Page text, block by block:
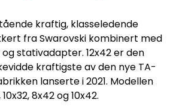
kraftig, klasseledende
fra Swarovski kombinert med
stativadapter. 12x42 er den
kraftigste av den nye TA-
lanserte i 2021. Modellen
8x42 og 10x42.